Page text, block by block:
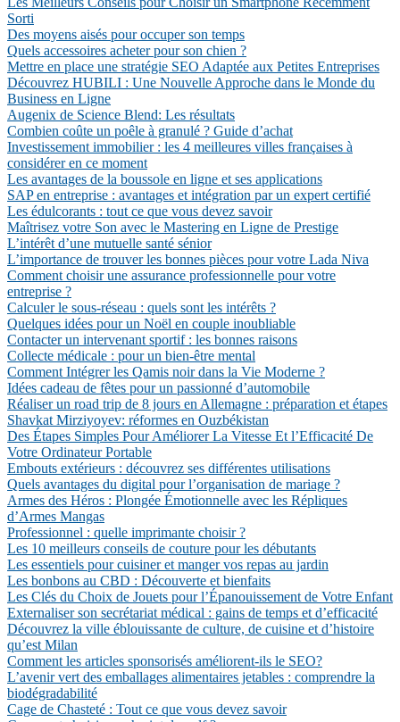
Sorti
Des moyens aisés pour occuper son temps
Quels accessoires acheter pour son chien ?
Mettre en place une stratégie SEO Adaptée aux Petites Entreprises
Découvrez HUBILI : Une Nouvelle Approche dans le Monde du
Business en Ligne
Augenix de Science Blend: Les résultats
Combien coûte un poêle à granulé ? Guide d’achat
Investissement immobilier : les 4 meilleures villes françaises à
considérer en ce moment
Les avantages de la boussole en ligne et ses applications
SAP en entreprise : avantages et intégration par un expert certifié
Les édulcorants : tout ce que vous devez savoir
Maîtrisez votre Son avec le Mastering en Ligne de Prestige
L’intérêt d’une mutuelle santé sénior
L’importance de trouver les bonnes pièces pour votre Lada Niva
Comment choisir une assurance professionnelle pour votre
entreprise ?
Calculer le sous-réseau : quels sont les intérêts ?
Quelques idées pour un Noël en couple inoubliable
Contacter un intervenant sportif : les bonnes raisons
Collecte médicale : pour un bien-être mental
Comment Intégrer les Qamis noir dans la Vie Moderne ?
Idées cadeau de fêtes pour un passionné d’automobile
Réaliser un road trip de 8 jours en Allemagne : préparation et étapes
Shavkat Mirziyoyev: réformes en Ouzbékistan
Des Étapes Simples Pour Améliorer La Vitesse Et l’Efficacité De
Votre Ordinateur Portable
Embouts extérieurs : découvrez ses différentes utilisations
Quels avantages du digital pour l’organisation de mariage ?
Armes des Héros : Plongée Émotionnelle avec les Répliques
d’Armes Mangas
Professionnel : quelle imprimante choisir ?
Les 10 meilleurs conseils de couture pour les débutants
Les essentiels pour cuisiner et manger vos repas au jardin
Les bonbons au CBD : Découverte et bienfaits
Les Clés du Choix de Jouets pour l’Épanouissement de Votre Enfant
Externaliser son secrétariat médical : gains de temps et d’efficacité
Découvrez la ville éblouissante de culture, de cuisine et d’histoire
qu’est Milan
Comment les articles sponsorisés améliorent-ils le SEO?
L’avenir vert des emballages alimentaires jetables : comprendre la
biodégradabilité
Cage de Chasteté : Tout ce que vous devez savoir